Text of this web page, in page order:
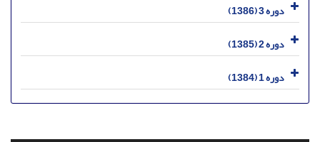
دوره 3 (1386)
دوره 2 (1385)
دوره 1 (1384)